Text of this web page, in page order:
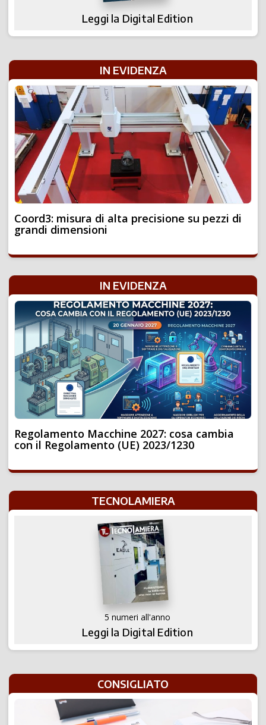
Leggi la Digital Edition
IN EVIDENZA
Coord3: misura di alta precisione su pezzi di
grandi dimensioni
IN EVIDENZA
Regolamento Macchine 2027: cosa cambia
con il Regolamento (UE) 2023/1230
TECNOLAMIERA
5 numeri all'anno
Leggi la Digital Edition
CONSIGLIATO